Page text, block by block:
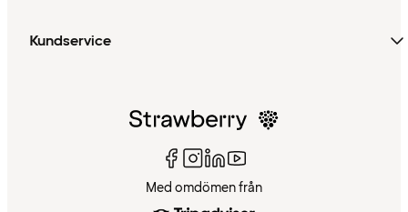
Kundservice
Med omdömen från